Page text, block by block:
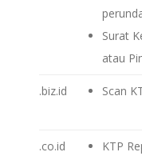
Surat
atau
.biz.id Scan
.co.id
KTP